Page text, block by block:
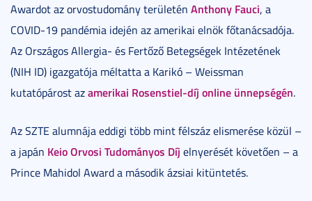
Awardot az orvostudomány területén Anthony Fauci, a
COVID-19 pandémia idején az amerikai elnök főtanácsadója.
Az Országos Allergia- és Fertőző Betegségek Intézetének
(NIH ID) igazgatója méltatta a Karikó – Weissman
kutatópárost azamerikai Rosenstiel-díj online ünnepségén.
Az SZTE alumnája eddigi több mint félszáz elismerése közül –
a japán Keio Orvosi Tudományos Díj elnyerését követően – a
Prince Mahidol Award a második ázsiai kitüntetés.